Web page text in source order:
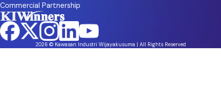
Commercial Partnership
2026 © Kawasan Industri Wijayakusuma | All Rights Reserved